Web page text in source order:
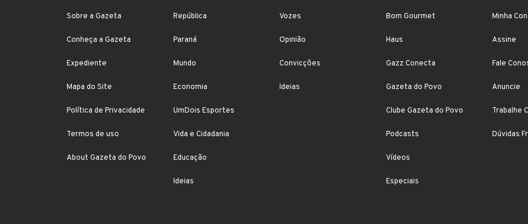
Sobre a Gazeta
Conheça a Gazeta
Expediente
Mapa do Site
Política de Privacidade
Termos de uso
About Gazeta do Povo
República
Paraná
Mundo
Economia
UmDois Esportes
Vida e Cidadania
Educação
Ideias
Vozes
Opinião
Convicções
Ideias
Bom Gourmet
Haus
Gazz Conecta
Gazeta do Povo
Clube Gazeta do Povo
Podcasts
Vídeos
Especiais
Minha
Assine
Fale
Anuncie
Trabalhe
Dúvidas